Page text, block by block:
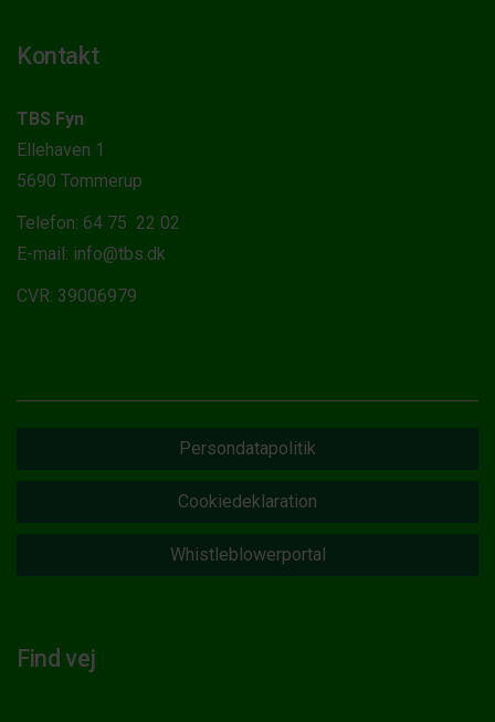
Kontakt
TBS Fyn
Ellehaven 1
5690 Tommerup
Telefon: 64 75 22 02
E-mail: info@tbs.dk
CVR: 39006979
Persondatapolitik
Cookiedeklaration
Whistleblowerportal
Find vej